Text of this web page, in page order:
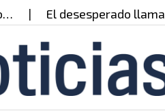
El desesperado llamado